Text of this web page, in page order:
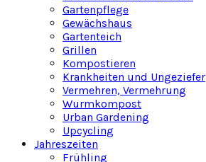
Gartenpflege
Gewächshaus
Gartenteich
Grillen
Kompostieren
Krankheiten und Ungeziefer
Vermehren, Vermehrung
Wurmkompost
Urban Gardening
Upcycling
Jahreszeiten
Frühling